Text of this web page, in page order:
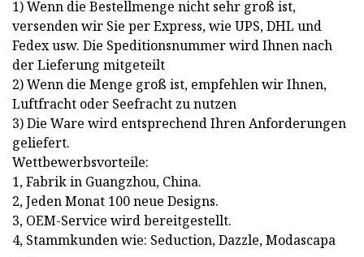
1) Wenn die Bestellmenge nicht sehr groß ist,
versenden wir Sie per Express, wie UPS, DHL und
Fedex usw. Die Speditionsnummer wird Ihnen nach
der Lieferung mitgeteilt
2) Wenn die Menge groß ist, empfehlen wir Ihnen,
Luftfracht oder Seefracht zu nutzen
3) Die Ware wird entsprechend Ihren Anforderungen
geliefert.
Wettbewerbsvorteile:
1, Fabrik in Guangzhou, China.
2, Jeden Monat 100 neue Designs.
3, OEM-Service wird bereitgestellt.
4, Stammkunden wie: Seduction, Dazzle, Modascapa